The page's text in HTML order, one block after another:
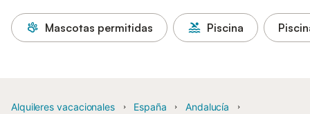
Mascotas permitidas Piscina
Alquileres vacacionales España
Andalucía